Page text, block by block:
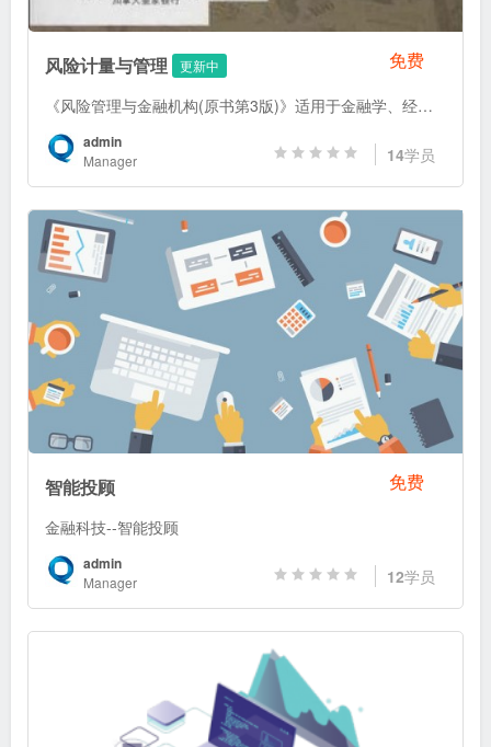
免费
风险计量与管理 更新中
《风险管理与金融机构(原书第3版)》适用于金融学、经济学、财务管理等专业的本科生和研究生，也适用于资本市场及风险管理的从业人士。
admin
Manager 14学员
免费
智能投顾
金融科技--智能投顾
admin
Manager 12学员